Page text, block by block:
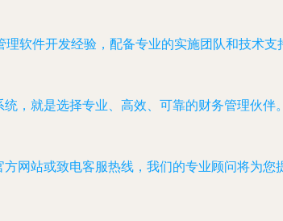
理软件开发经验，配备专业的实施团队和技术
，就是选择专业、高效、可靠的财务管理伙
网站或致电客服热线，我们的专业顾问将为您